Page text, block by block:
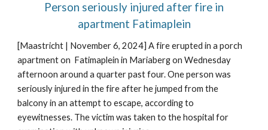
Person seriously injured after fire in
apartment Fatimaplein
[Maastricht | November 6, 2024]A fire erupted in a porch
apartment on Fatimaplein in Mariaberg on Wednesday
afternoon around a quarter past four. One person was
seriously injured in the fire after he jumped from the
balcony in an attempt to escape, according to
eyewitnesses. The victim was taken to the hospital for